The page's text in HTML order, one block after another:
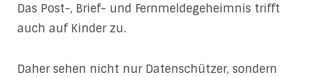
Das Post-, Brief- und Fernmeldegeheimnis trifft
auch auf Kinder zu.
Daher sehen nicht nur Datenschützer, sondern